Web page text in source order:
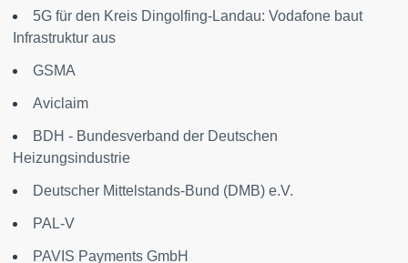
5G für den Kreis Dingolfing-Landau: Vodafone baut
Infrastruktur aus
GSMA
Aviclaim
BDH - Bundesverband der Deutschen
Heizungsindustrie
Deutscher Mittelstands-Bund (DMB) e.V.
PAL-V
PAVIS Payments GmbH